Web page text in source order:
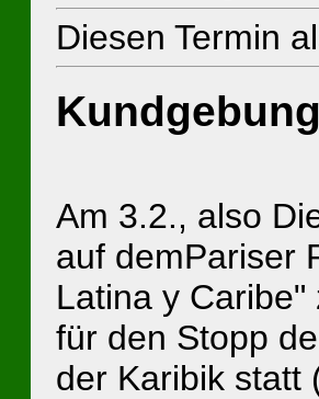
Diesen Termin
Am 3.2., also
auf demPariser
Latina y
für den Stopp
der Karibik statt